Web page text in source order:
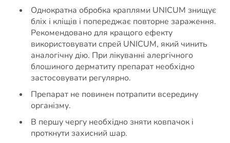
Однократна обробка краплями UNICUM знищує
бліх і кліщів і попереджає повторне зараження.
Рекомендовано для кращого ефекту
використовувати спрей UNICUM, який чинить
аналогічну дію. При лікуванні алергічного
блошиного дерматиту препарат необхідно
застосовувати регулярно.
Препарат не повинен потрапити всередину
організму.
В першу чергу необхідно зняти ковпачок і
проткнути захисний шар.